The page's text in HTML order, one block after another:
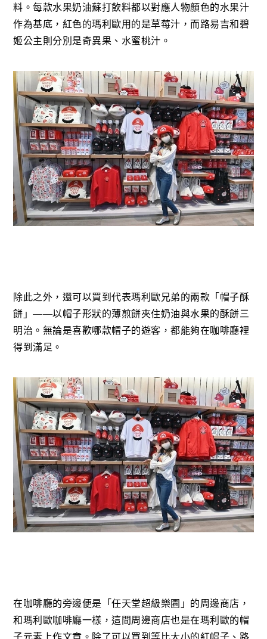
料。每款水果奶油蘇打飲料都以對應人物顏色的水果汁
作為基底，紅色的瑪利歐用的是草莓汁，而路易吉和碧
姬公主則分別是奇異果、水蜜桃汁。
除此之外，還可以買到代表瑪利歐兄弟的兩款「帽子酥
餅」——以帽子形狀的薄煎餅夾住奶油與水果的酥餅三
明治。無論是喜歡哪款帽子的遊客，都能夠在咖啡廳裡
得到滿足。
在咖啡廳的旁邊便是「任天堂超級樂園」的周邊商店，
和瑪利歐咖啡廳一樣，這間周邊商店也是在瑪利歐的帽
子元素上作文章。除了可以買到等比大小的紅帽子、路